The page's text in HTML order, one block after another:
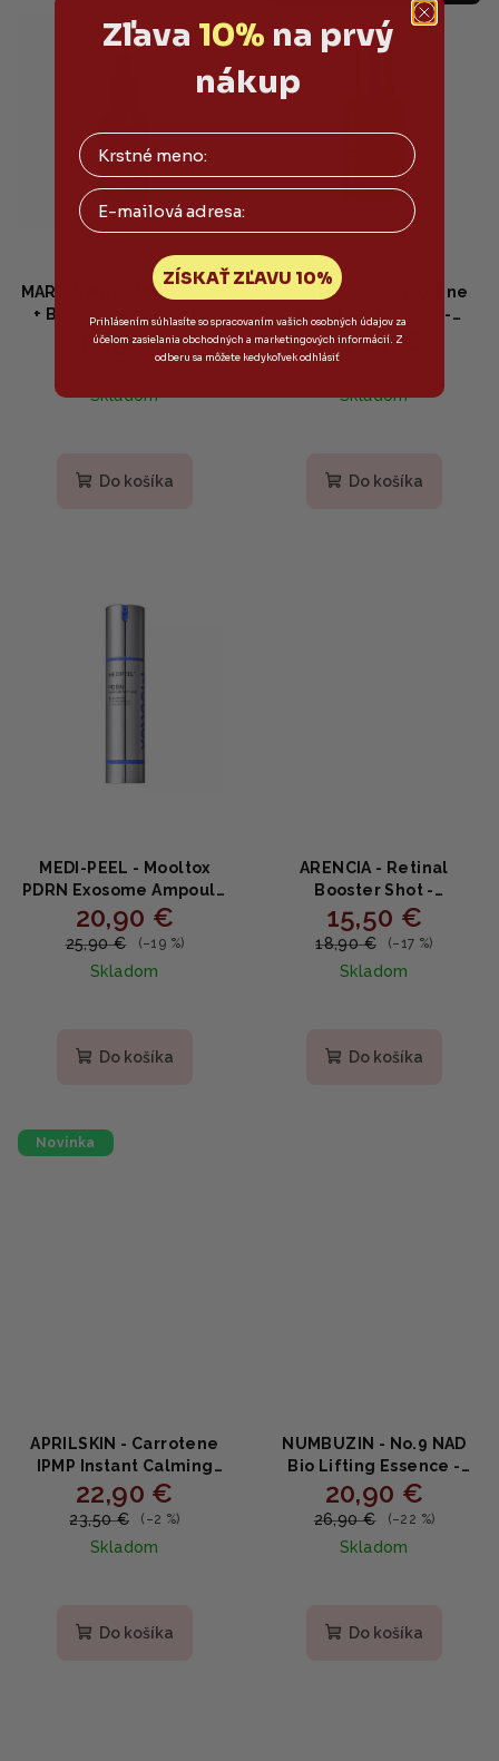
MARY & MAY - Idebenone
+ Blackberry Complex
Serum - Antioxidačné
sérum s idebenónom a
30ml
13,90 €
Skladom
Do košíka
APRILSKIN - Carrotene
Clarifying Serum -
Vyrovnávajúce sérum s
beta-karoténom 37 ml
21,07 €
Skladom
Do košíka
MEDI-PEEL - Mooltox
PDRN Exosome Ampoule
- Omladzujúce sérum s
exozómami a lososovou
DNA 50ml
20,90 €
25,90 € (–19 %)
Skladom
produktu
Do košíka
ARENCIA - Retinal
Booster Shot -
Vyhladzujúce sérum s
retinalom a peptidmi
15,50 €
18,90 € (–17 %)
Skladom
Do košíka
Novinka
APRILSKIN - Carrotene
IPMP Instant Calming
Serum Pads -
Upokojujúce sérum
tampóny s mrkvou, IPMP
a centellou 220ml
22,90 €
23,50 € (–2 %)
Skladom
Do košíka
NUMBUZIN - No.9 NAD
Bio Lifting Essence -
Liftingová esencia s
peptidmi a NAD 50 ml
20,90 €
26,90 € (–22 %)
Skladom
produktu
Do košíka
Zľava 10% na prvý
nákup
Email
ZÍSKAŤ ZĽAVU 10%
Prihlásením súhlasíte so spracovaním vašich osobných údajov za
účelom zasielania obchodných a marketingových informácií. Z
odberu sa môžete kedykoľvek odhlásiť